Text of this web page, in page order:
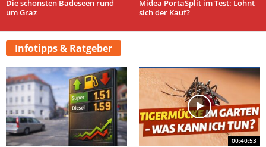
Die schönsten Badeseen rund
um Graz
Midea PortaSplit im Test: Lohnt
sich der Kauf?
Infotipps & Ratgeber
00:40:53